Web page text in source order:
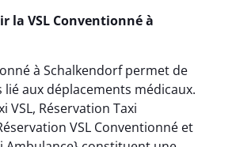
la VSL Conventionné à
à Schalkendorf permet de
aux déplacements médicaux.
VSL, Réservation Taxi
VSL Conventionné et